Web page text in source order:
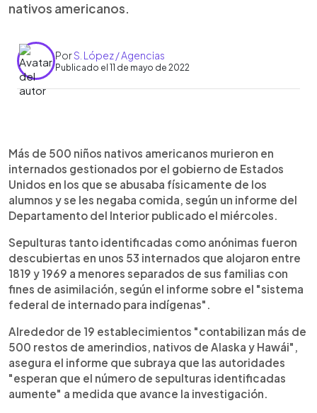
nativos americanos.
PorS. López / Agencias
Publicado el 11 de mayo de 2022
► Escuchar artículo
Más de 500 niños nativos americanos murieron en
internados gestionados por el gobierno de Estados
Unidos en los que se abusaba físicamente de los
alumnos y se les negaba comida, según un informe del
Departamento del Interior publicado el miércoles.
Sepulturas tanto identificadas como anónimas fueron
descubiertas en unos 53 internados que alojaron entre
1819 y 1969 a menores separados de sus familias con
fines de asimilación, según el informe sobre el "sistema
federal de internado para indígenas".
Alrededor de 19 establecimientos "contabilizan más de
500 restos de amerindios, nativos de Alaska y Hawái",
asegura el informe que subraya que las autoridades
"esperan que el número de sepulturas identificadas
aumente" a medida que avance la investigación.